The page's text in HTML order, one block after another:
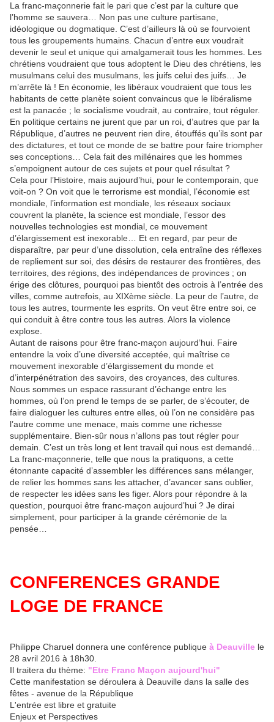
La franc-maçonnerie fait le pari que c’est par la culture que
l’homme se sauvera… Non pas une culture partisane,
idéologique ou dogmatique. C’est d’ailleurs là où se fourvoient
tous les groupements humains. Chacun d’entre eux voudrait
devenir le seul et unique qui amalgamerait tous les hommes. Les
chrétiens voudraient que tous adoptent le Dieu des chrétiens, les
musulmans celui des musulmans, les juifs celui des juifs… Je
m’arrête là ! En économie, les libéraux voudraient que tous les
habitants de cette planète soient convaincus que le libéralisme
est la panacée ; le socialisme voudrait, au contraire, tout réguler.
En politique certains ne jurent que par un roi, d’autres que par la
République, d’autres ne peuvent rien dire, étouffés qu’ils sont par
des dictatures, et tout ce monde de se battre pour faire triompher
ses conceptions… Cela fait des millénaires que les hommes
s’empoignent autour de ces sujets et pour quel résultat ?
Cela pour l’Histoire, mais aujourd’hui, pour le contemporain, que
voit-on ? On voit que le terrorisme est mondial, l’économie est
mondiale, l’information est mondiale, les réseaux sociaux
couvrent la planète, la science est mondiale, l’essor des
nouvelles technologies est mondial, ce mouvement
d’élargissement est inexorable… Et en regard, par peur de
disparaître, par peur d’une dissolution, cela entraîne des réflexes
de repliement sur soi, des désirs de restaurer des frontières, des
territoires, des régions, des indépendances de provinces ; on
érige des clôtures, pourquoi pas bientôt des octrois à l’entrée des
villes, comme autrefois, au XIXème siècle. La peur de l’autre, de
tous les autres, tourmente les esprits. On veut être entre soi, ce
qui conduit à être contre tous les autres. Alors la violence
explose.
Autant de raisons pour être franc-maçon aujourd’hui. Faire
entendre la voix d’une diversité acceptée, qui maîtrise ce
mouvement inexorable d’élargissement du monde et
d’interpénétration des savoirs, des croyances, des cultures.
Nous sommes un espace rassurant d’échange entre les
hommes, où l’on prend le temps de se parler, de s’écouter, de
faire dialoguer les cultures entre elles, où l’on ne considère pas
l’autre comme une menace, mais comme une richesse
supplémentaire. Bien-sûr nous n’allons pas tout régler pour
demain. C’est un très long et lent travail qui nous est demandé…
La franc-maçonnerie, telle que nous la pratiquons, a cette
étonnante capacité d’assembler les différences sans mélanger,
de relier les hommes sans les attacher, d’avancer sans oublier,
de respecter les idées sans les figer. Alors pour répondre à la
question, pourquoi être franc-maçon aujourd’hui ? Je dirai
simplement, pour participer à la grande cérémonie de la
pensée…
CONFERENCES GRANDE
LOGE DE FRANCE
Philippe Charuel donnera une conférence publique à Deauville le
28 avril 2016 à 18h30.
Il traitera du thème: "Etre Franc Maçon aujourd'hui"
Cette manifestation se déroulera à Deauville dans la salle des
fêtes - avenue de la République
L'entrée est libre et gratuite
Enjeux et Perspectives